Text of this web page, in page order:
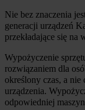
Nie bez znaczenia
generacji urządzeń
przekładające się
Wypożyczenie
rozwiązaniem dla
określony czas, a nie
urządzenia.
odpowiedniej